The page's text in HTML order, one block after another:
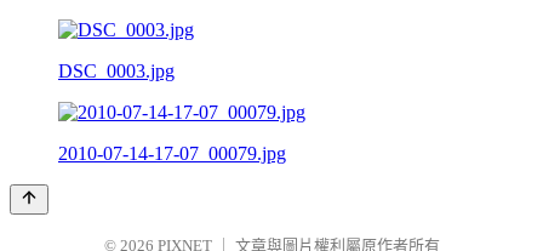
DSC_0003.jpg
2010-07-14-17-07_00079.jpg
© 2026 PIXNET 文章與圖片權利屬原作者所有